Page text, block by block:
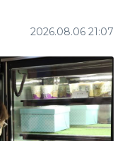
2026.08.06 21:07